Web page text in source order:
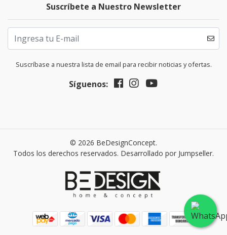
Suscríbete a Nuestro Newsletter
Suscríbase a nuestra lista de email para recibir noticias y ofertas.
Síguenos:
© 2026 BeDesignConcept.
Todos los derechos reservados. Desarrollado por Jumpseller.